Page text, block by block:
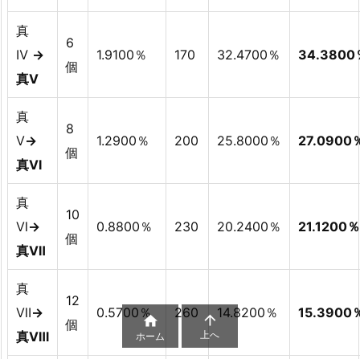
真
Ⅳ →
真Ⅴ
6
個
1.9100％ 170 32.4700％ 34.3800
真
Ⅴ→
真Ⅵ
8
個
1.2900％ 200 25.8000％ 27.0900
真
Ⅵ→
真Ⅶ
10
個
0.8800％ 230 20.2400％ 21.1200％
真
Ⅶ→
真Ⅷ
12
個
0.5700％ 260 14.8200％ 15.3900

ホーム

上へ